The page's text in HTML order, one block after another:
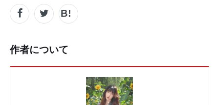
作者について